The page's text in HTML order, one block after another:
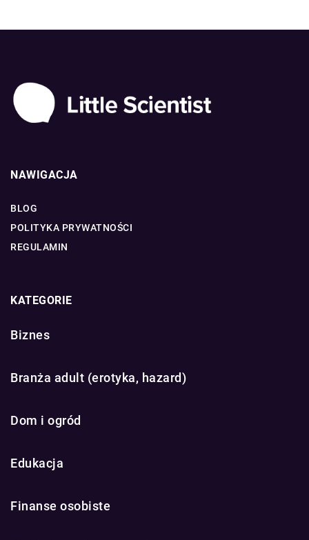
NAWIGACJA
BLOG
POLITYKA PRYWATNOŚCI
REGULAMIN
KATEGORIE
Biznes
Branża adult (erotyka, hazard)
Dom i ogród
Edukacja
Finanse osobiste